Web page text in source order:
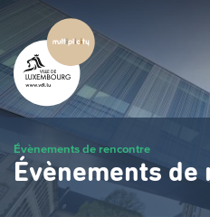
contenu
principal
Évènements de rencontre
Évènements de